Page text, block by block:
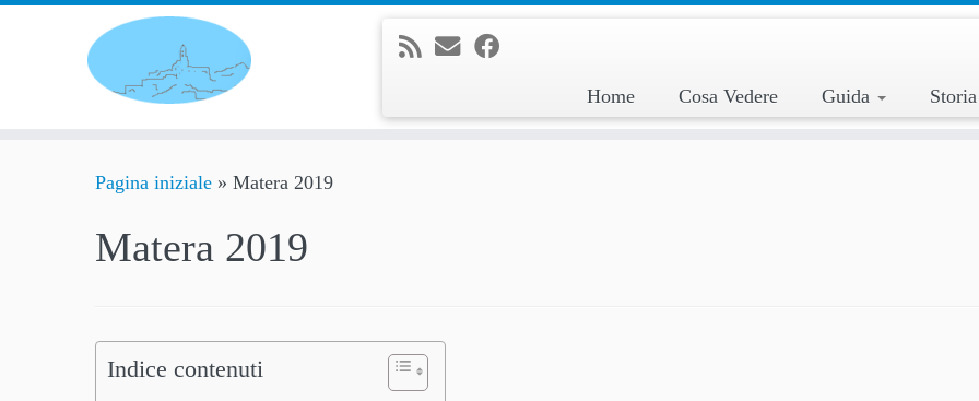
Home
Cosa Vedere Guida Storia
Pagina iniziale » Matera 2019
Matera 2019
Indice contenuti